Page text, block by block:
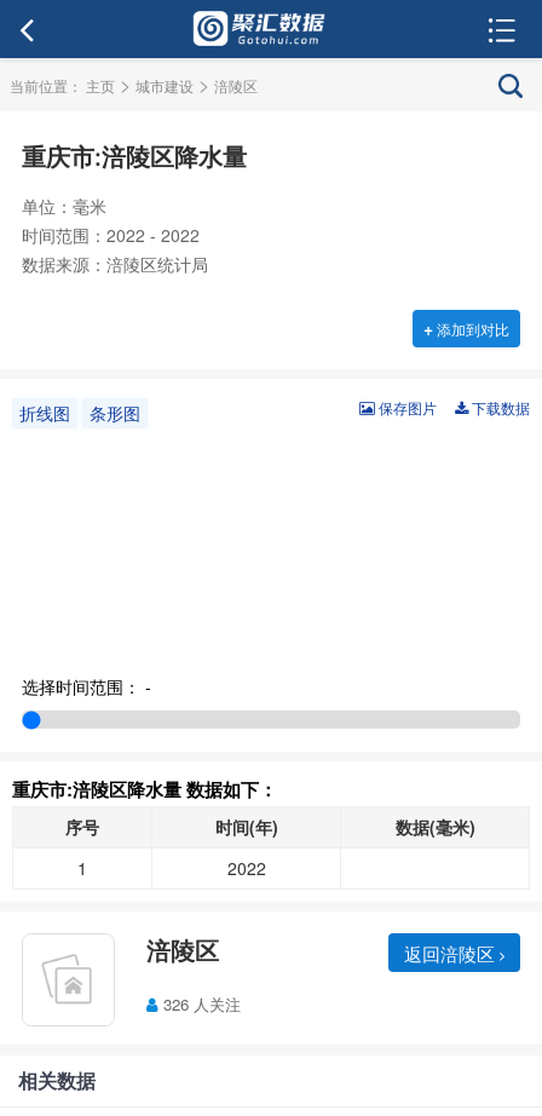
当前位置： 主页 > 城市建设 > 涪陵区
重庆市:涪陵区降水量
单位：毫米
时间范围：2022 - 2022
数据来源：涪陵区统计局
+添加到对比
折线图 条形图 下载数据
保存图片
选择时间范围： -
重庆市:涪陵区降水量 数据如下：
序号 时间(年)
数据(毫米)
1
2022
涪陵区 返回涪陵区
326 人关注
相关数据